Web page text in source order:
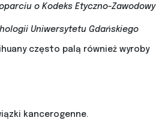
o Kodeks Etyczno-Zawodowy
Uniwersytetu Gdańskiego
często palą również wyroby
kancerogenne.